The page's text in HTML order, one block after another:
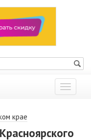
Показать
меню
крае